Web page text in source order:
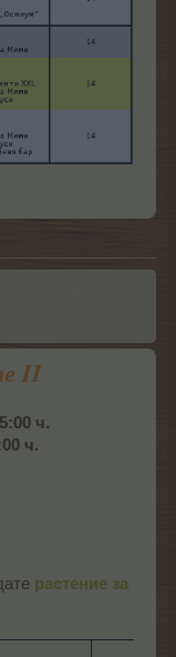
II
ч.
ч.
растение за